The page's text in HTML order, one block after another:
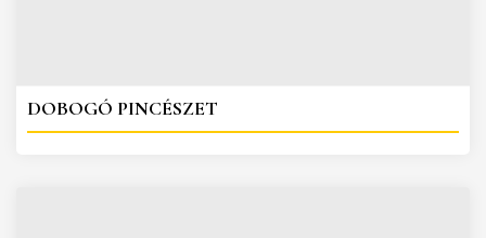
DOBOGÓ PINCÉSZET